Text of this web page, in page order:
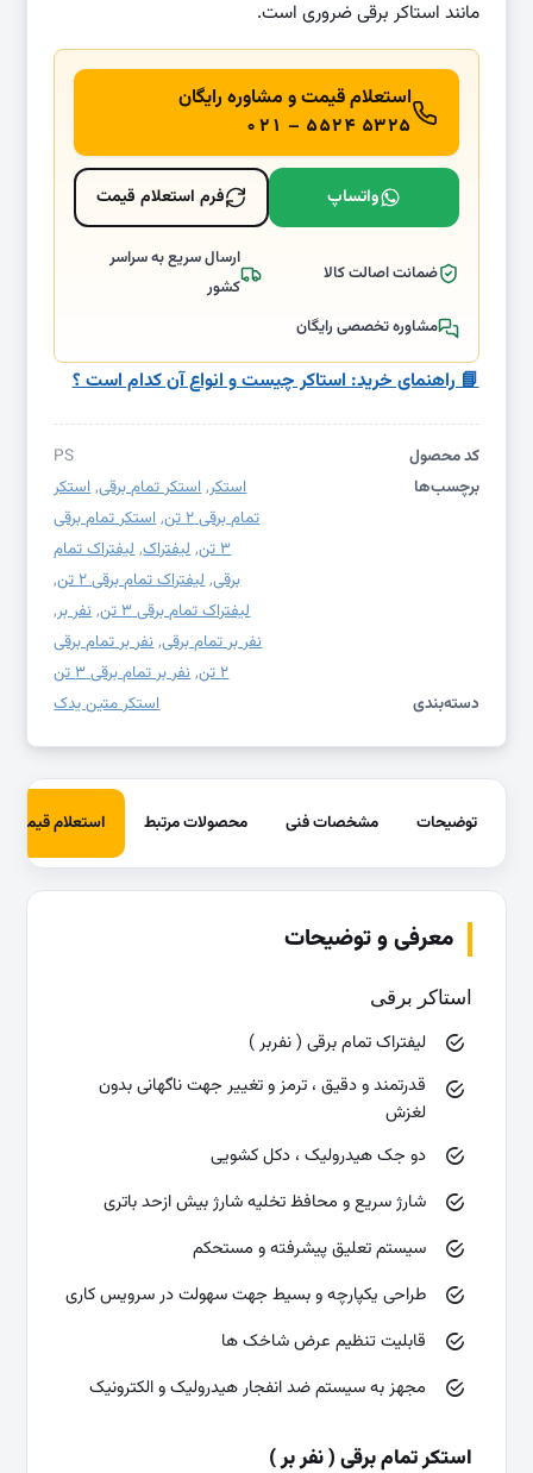
مانند استاکر برقی ضروری است.
استعلام قیمت و مشاوره رایگان
۰۲۱ – ۵۵۲۴ ۵۳۲۵
واتساپ فرم استعلام قیمت
ضمانت اصالت کالا
ارسال سریع به سراسر
کشور
مشاوره تخصصی رایگان
📘 راهنمای خرید: استاکر چیست و انواع آن کدام است ؟
کد محصول
PS
برچسب‌ها
استکر,استکر تمام برقی,استکر
تمام برقی ۲ تن
,استکر تمام برقی
۳ تن
,لیفتراک,لیفتراک تمام
برقی,لیفتراک تمام برقی ۲ تن
,
لیفتراک تمام برقی ۳ تن
,نفر بر,
نفر بر تمام برقی,نفر بر تمام برقی
۲ تن
,نفر بر تمام برقی ۳ تن
دسته‌بندی
استکر متین یدک
توضیحات مشخصات فنی محصولات مرتبط استعلام قیمت
معرفی و توضیحات
استاکر برقی
لیفتراک تمام برقی ( نفربر )
قدرتمند و دقیق ، ترمز و تغییر جهت ناگهانی بدون
لغزش
دو جک هیدرولیک ، دکل کشویی
شارژ سریع و محافظ تخلیه شارژ بیش ازحد باتری
سیستم تعلیق پیشرفته و مستحکم
طراحی یکپارچه و بسیط جهت سهولت در سرویس کاری
قابلیت تنظیم عرض شاخک ها
مجهز به سیستم ضد انفجار هیدرولیک و الکترونیک
استکر تمام برقی ( نفر بر )